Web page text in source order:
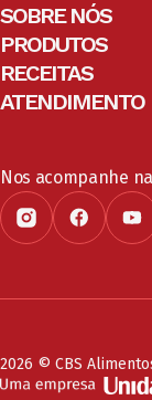
SOBRE NÓS
PRODUTOS
RECEITAS
ATENDIMENTO
Nos acompanhe
2026 © CBS